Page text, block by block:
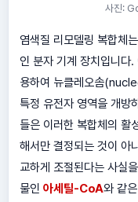
사진:
염색질 리모델링 복합체
인 분자 기계 장치입니다
용하여 뉴클레오솜
특정 유전자 영역을 개방
들은 이러한 복합체의 활
해서만 결정되는 것이 아
교하게 조절된다는 사실
물인 아세틸-CoA와 같